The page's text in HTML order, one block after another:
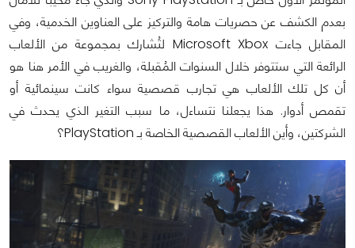
بعدم الكشف عن حصريات هامة والتركيز على العناوين الخدمية، وفي
المقابل جاءت Microsoft Xbox لتُشارك بمجموعة من الألعاب
الرائعة التي ستتوفر خلال السنوات المُقبلة، والغريب في الأمر هنا هو
أن كل تلك الألعاب هي تجارب قصصية سواء كانت سينمائية أو
تقمص أدوار. هذا يجعلنا نتساءل، ما سبب التغير الذي يحدث في
الشركتين، وأين الألعاب القصصية الخاصة بـ PlayStation؟